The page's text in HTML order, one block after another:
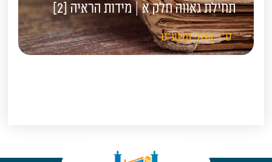
תחילת גאווה חלק א | מידות הראיה [2]
ט"ו אלול תשע"ט